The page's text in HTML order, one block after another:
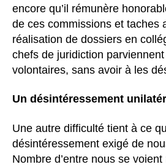
encore qu’il rémunère
de ces commissions et taches
réalisation de dossiers en
chefs de juridiction
volontaires, sans avoir à les
Un désintéressement
Une autre difficulté tient à ce
désintéressement exigé de
Nombre d’entre nous se